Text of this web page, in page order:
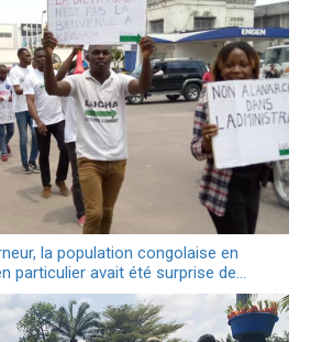
la population congolaise en
particulier avait été surprise de…